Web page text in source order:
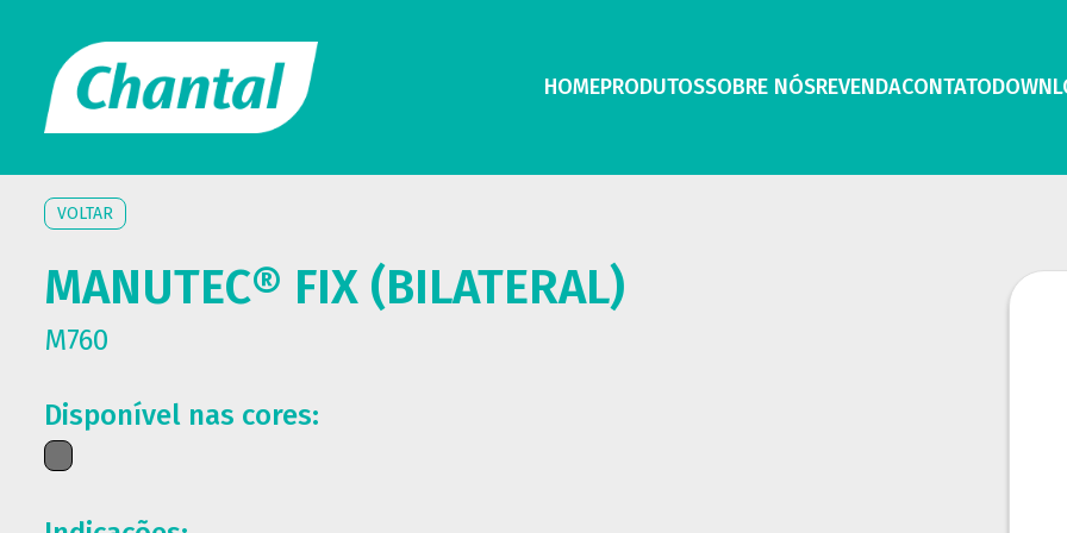
HOMEPRODUTOSSOBRE NÓSREVENDACONTATO
VOLTAR
MANUTEC® FIX (BILATERAL)
M760
Disponível nas cores: